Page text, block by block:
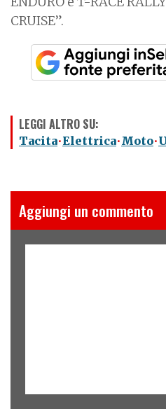
CRUISE”.
LEGGI ALTRO SU:
Tacita Elettrica Moto
Aggiungi un commento